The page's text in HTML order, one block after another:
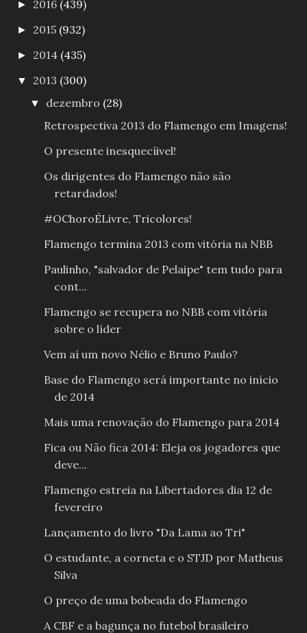
► 2016 (439)
► 2015 (932)
► 2014 (435)
▼ 2013 (300)
▼ dezembro (28)
Retrospectiva 2013 do Flamengo em Imagens!
O presente inesquecíivel!
Os dirigentes do Flamengo não são
retardados!
#OChoroÉLivre, Tricolores!
Flamengo termina 2013 com vitória na NBB
Paulinho, "salvador de Pelaipe" tem tudo para
cont...
Flamengo se recupera no NBB com vitória
sobre o líder
Vem aí um novo Nélio e Bruno Paulo?
Base do Flamengo será importante no início
de 2014
Mais uma renovação do Flamengo para 2014
Fica ou Não fica 2014: Eleja os jogadores que
deve...
Flamengo estreia na Libertadores dia 12 de
fevereiro
Lançamento do livro "Da Lama ao Tri"
O estudante, a corneta e o STJD por Matheus
Silva
O preço de uma bobeada do Flamengo
A CBF e a bagunça no futebol brasileiro